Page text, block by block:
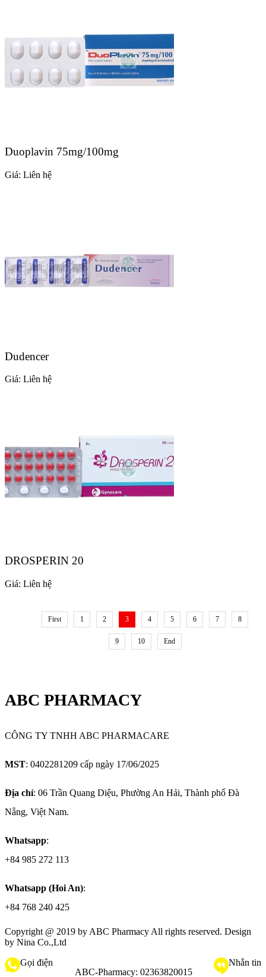
Duoplavin 75mg/100mg
Giá: Liên hệ
Dudencer
Giá: Liên hệ
DROSPERIN 20
Giá: Liên hệ
First 1 2 3 4 5 6 7 8
9 10 End
ABC PHARMACY
CÔNG TY TNHH ABC PHARMACARE
MST: 0402281209 cấp ngày 17/06/2025
Địa chỉ: 06 Trần Quang Diệu, Phường An Hải, Thành phố Đà
Nẵng, Việt Nam.
Whatsapp:
+84 985 272 113
Whatsapp (Hoi An):
+84 768 240 425
Copyright @ 2019 by ABC Pharmacy All rights reserved. Design
by Nina Co.,Ltd
Gọi điện
ABC-Pharmacy: 02363820015
Nhắn tin